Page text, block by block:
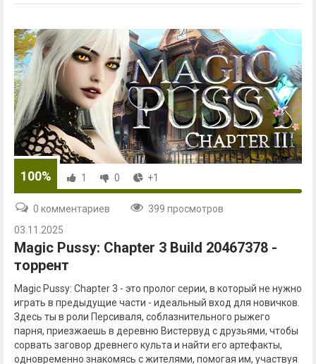
100% 1 0 +1
0 комментариев
399 просмотров
03.11.2025
Magic Pussy: Chapter 3 Build 20467378 -
торрент
Magic Pussy: Chapter 3 - это пролог серии, в который не нужно
играть в предыдущие части - идеальный вход для новичков.
Здесь ты в роли Персиваля, соблазнительного рыжего
парня, приезжаешь в деревню Вистервуд с друзьями, чтобы
сорвать заговор древнего культа и найти его артефакты,
одновременно знакомясь с жителями, помогая им, участвуя